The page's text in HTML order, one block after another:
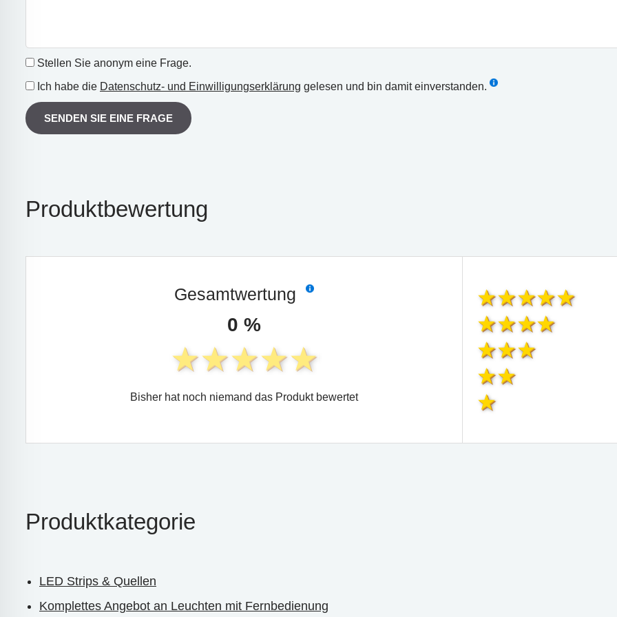
Stellen Sie anonym eine Frage.
Ich habe die Datenschutz- und Einwilligungserklärung gelesen und bin damit einverstanden.
SENDEN SIE EINE FRAGE
Produktbewertung
Gesamtwertung
0 %
Bisher hat noch niemand das Produkt bewertet
Produktkategorie
LED Strips & Quellen
Komplettes Angebot an Leuchten mit Fernbedienung